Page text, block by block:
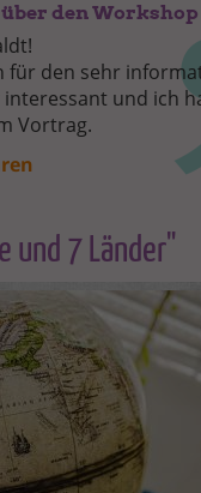
den Workshop
für den sehr
und ich
Vortrag.
und 7 Länder"